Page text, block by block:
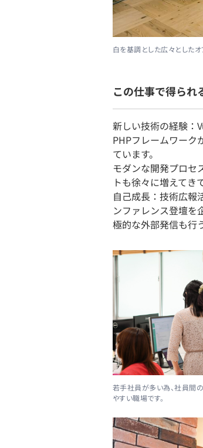
白を基調とした広々としたオ
この仕事で得られ
新しい技術の経験：
PHPフレームワーク
ています。
モダンな開発プロセ
トも徐々に増えてき
自己成長：技術広報
ンファレンス登壇を
極的な外部発信も行
若手社員が多い為、社員間
やすい職場です。